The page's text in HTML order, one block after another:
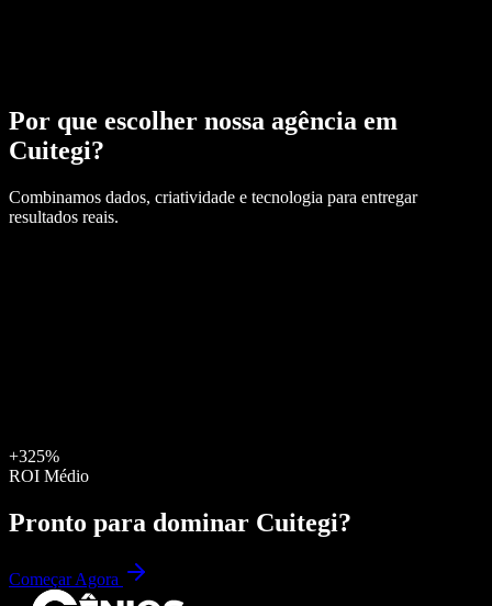
Por que escolher nossa agência em
Cuitegi?
Combinamos dados, criatividade e tecnologia para entregar
resultados reais.
+325%
ROI Médio
Pronto para dominar Cuitegi?
Começar Agora